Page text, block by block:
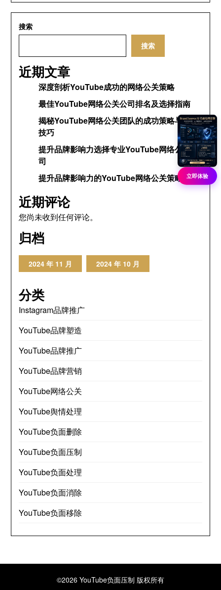
搜索
搜索
近期文章
深度剖析YouTube成功的网络公关策略
最佳YouTube网络公关公司排名及选择指南
揭秘YouTube网络公关团队的成功策略与运营
技巧
提升品牌影响力选择专业YouTube网络公关公
司
提升品牌影响力的YouTube网络公关策略
近期评论
您尚未收到任何评论。
归档
2024 年 11 月 2024 年 10 月
分类
Instagram品牌推广
YouTube品牌塑造
YouTube品牌推广
YouTube品牌营销
YouTube网络公关
YouTube舆情处理
YouTube负面删除
YouTube负面压制
YouTube负面处理
YouTube负面消除
YouTube负面移除
©2026 YouTube负面压制 版权所有
立即体验